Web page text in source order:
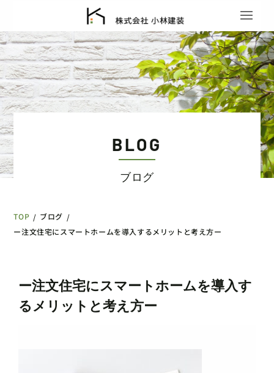
BLOG
ブログ
TOP / ブログ /
ー注文住宅にスマートホームを導入するメリットと考え方ー
ー注文住宅にスマートホームを導入す
るメリットと考え方ー